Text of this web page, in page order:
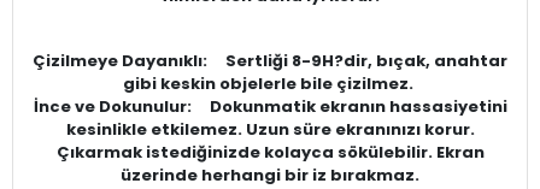
Çizilmeye Dayanıklı: Sertliği 8-9H?dir, bıçak, anahtar
gibi keskin objelerle bile çizilmez.
İnce ve Dokunulur: Dokunmatik ekranın hassasiyetini
kesinlikle etkilemez. Uzun süre ekranınızı korur.
Çıkarmak istediğinizde kolayca sökülebilir. Ekran
üzerinde herhangi bir iz bırakmaz.